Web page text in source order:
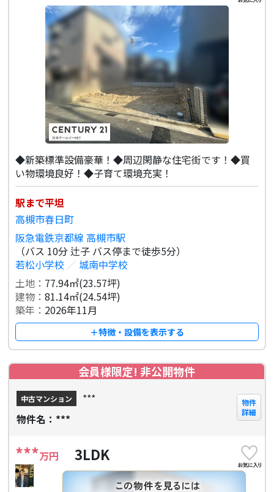
◆新築標準設備豪華！◆周辺閑静な住宅街です！◆買
い物環境良好！◆子育て環境充実！
駅まで平坦
高槻市春日町
阪急電鉄京都線 高槻市駅
（バス 10分 辻子 バス停まで徒歩5分）
若松小学校 ／ 城南中学校
土地： 77.94㎡(23.57坪)
建物：81.14㎡(24.54坪)
築年： 2026年11月
＋特徴・設備を表示する
会員様限定! 非公開物件
中古マンション
***
物件名：***
物件
詳細
***万円 3LDK